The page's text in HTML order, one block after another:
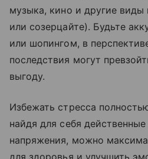
музыка, кино и другие виды
или созерцайте). Будьте
или шопингом, в
последствия могут
выгоду.
Избежать стресса
найдя для себя
напряжения, можно
для здоровья и улучшить